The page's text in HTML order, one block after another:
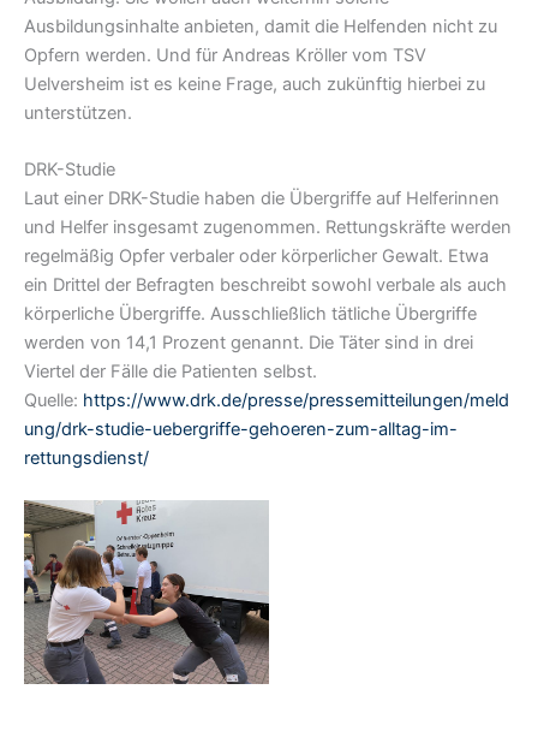
Ausbildungsinhalte anbieten, damit die Helfenden nicht zu
Opfern werden. Und für Andreas Kröller vom TSV
Uelversheim ist es keine Frage, auch zukünftig hierbei zu
unterstützen.
DRK-Studie
Laut einer DRK-Studie haben die Übergriffe auf Helferinnen
und Helfer insgesamt zugenommen. Rettungskräfte werden
regelmäßig Opfer verbaler oder körperlicher Gewalt. Etwa
ein Drittel der Befragten beschreibt sowohl verbale als auch
körperliche Übergriffe. Ausschließlich tätliche Übergriffe
werden von 14,1 Prozent genannt. Die Täter sind in drei
Viertel der Fälle die Patienten selbst.
Quelle: https://www.drk.de/presse/pressemitteilungen/meld
ung/drk-studie-uebergriffe-gehoeren-zum-alltag-im-
rettungsdienst/